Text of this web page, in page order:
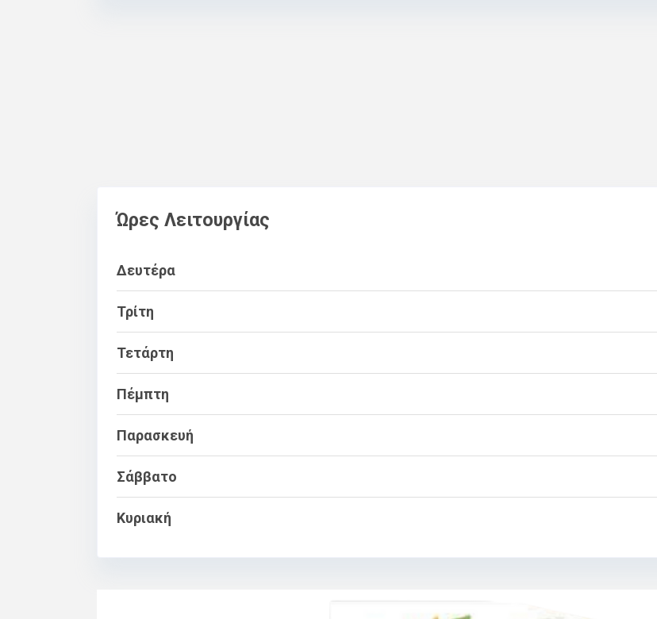
Ώρες Λειτουργίας
Δευτέρα
Τρίτη
Τετάρτη
Πέμπτη
Παρασκευή
Σάββατο
Κυριακή